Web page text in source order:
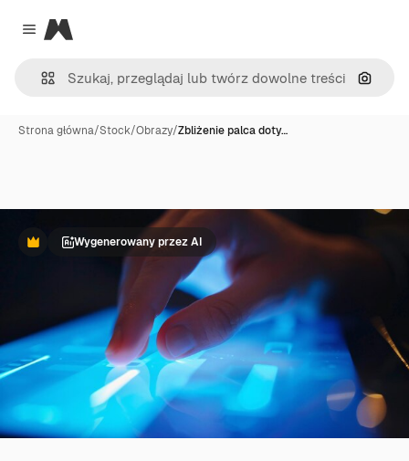
Close menu
Magnific
Szukaj
Strona główna/Stock/Obrazy/Zbliżenie palca doty…
PremiumWygenerowany przez AI